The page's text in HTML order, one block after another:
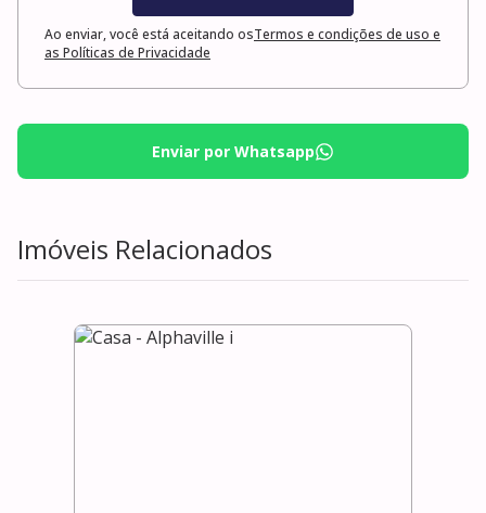
Ao enviar, você está aceitando osTermos e condições de uso e
as Políticas de Privacidade
Enviar por Whatsapp
Imóveis Relacionados